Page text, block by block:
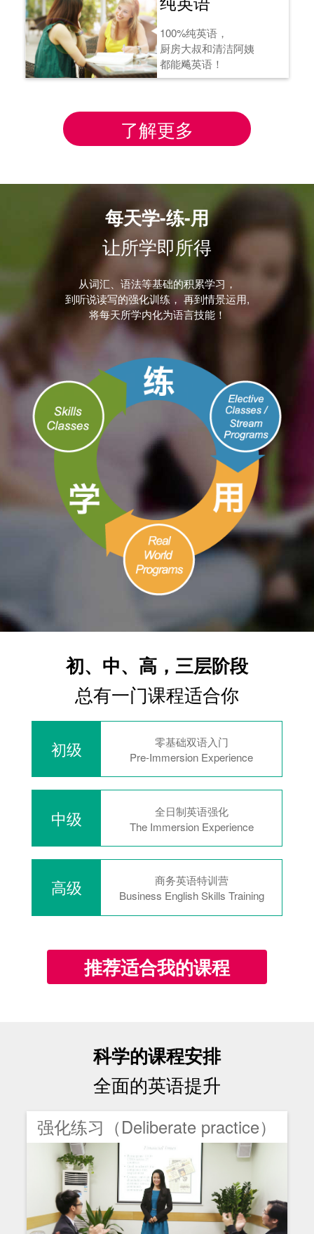
100%纯英语，
厨房大叔和清洁阿姨
都能飚英语！
了解更多
每天学-练-用
让所学即所得
从词汇、语法等基础的积累学习，
到听说读写的强化训练， 再到情景运用,
将每天所学内化为语言技能！
初、中、高，三层阶段
总有一门课程适合你
初级
零基础双语入门
Pre-Immersion Experience
中级
全日制英语强化
The Immersion Experience
高级
商务英语特训营
Business English Skills Training
推荐适合我的课程
科学的课程安排
全面的英语提升
强化练习（Deliberate practice）